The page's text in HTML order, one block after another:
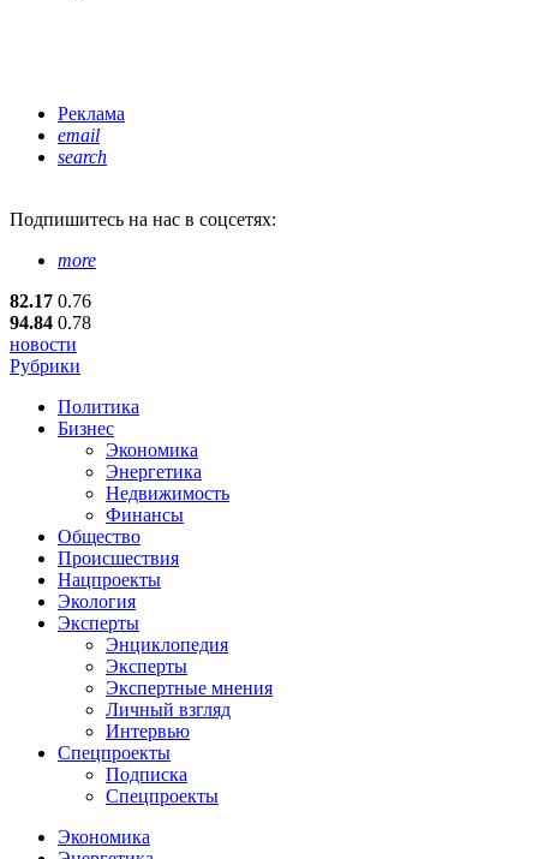
Реклама
email
search
Подпишитесь на нас в соцсетях:
more
82.17 0.76
94.84 0.78
новости
Рубрики
Политика
Бизнес
Экономика
Энергетика
Недвижимость
Финансы
Общество
Происшествия
Нацпроекты
Экология
Эксперты
Энциклопедия
Эксперты
Экспертные мнения
Личный взгляд
Интервью
Спецпроекты
Подписка
Спецпроекты
Экономика